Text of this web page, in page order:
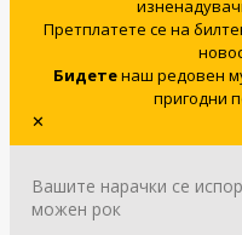
Претплатете се на
Бидетенаш редовен
пригодни
✕
Вашите нарачки се
можен рок